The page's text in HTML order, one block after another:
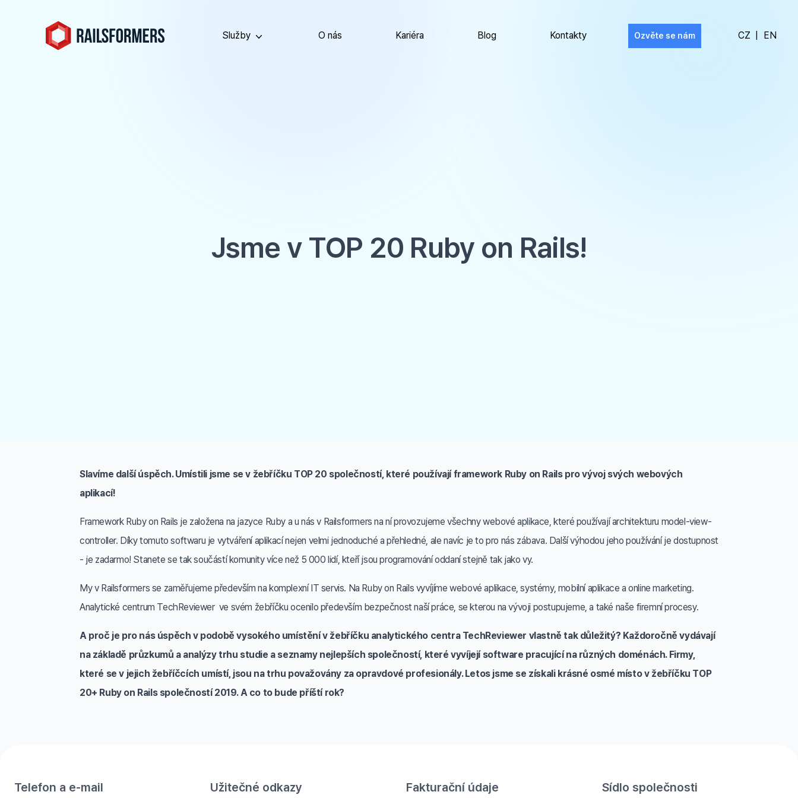
Služby O nás Kariéra Blog Kontakty Ozvěte se nám CZ EN
Jsme v TOP 20 Ruby on Rails!
Slavíme další úspěch. Umístili jsme se v žebříčku TOP 20 společností, které používají framework Ruby on Rails pro vývoj svých webových
aplikací!
Framework Ruby on Rails je založena na jazyce Ruby a u nás v Railsformers na ní provozujeme všechny webové aplikace, které používají architekturu model-view-
controller. Díky tomuto softwaru je vytváření aplikací nejen velmi jednoduché a přehledné, ale navíc je to pro nás zábava. Další výhodou jeho používání je dostupnost
- je zadarmo! Stanete se tak součástí komunity více než 5 000 lidí, kteří jsou programování oddaní stejně tak jako vy.
My v Railsformers se zaměřujeme především na komplexní IT servis. Na Ruby on Rails vyvíjíme webové aplikace, systémy, mobilní aplikace a online marketing.
Analytické centrum TechReviewer ve svém žebříčku ocenilo především bezpečnost naší práce, se kterou na vývoji postupujeme, a také naše firemní procesy.
A proč je pro nás úspěch v podobě vysokého umístění v žebříčku analytického centra TechReviewer vlastně tak důležitý? Každoročně vydávají
na základě průzkumů a analýzy trhu studie a seznamy nejlepších společností, které vyvíjejí software pracující na různých doménách. Firmy,
které se v jejich žebříčcích umístí, jsou na trhu považovány za opravdové profesionály. Letos jsme se získali krásné osmé místo v žebříčku TOP
20+ Ruby on Rails společností 2019. A co to bude příští rok?
Telefon a e-mail Užitečné odkazy Fakturační údaje Sídlo společnosti